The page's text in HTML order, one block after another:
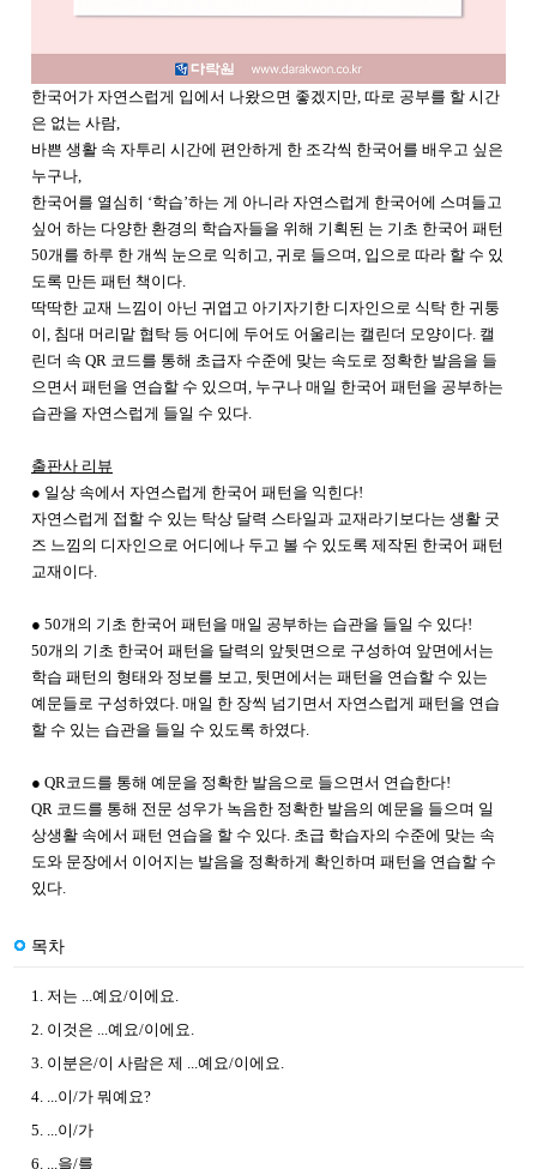
한국어가 자연스럽게 입에서 나왔으면 좋겠지만, 따로 공부를 할 시간
은 없는 사람,
바쁜 생활 속 자투리 시간에 편안하게 한 조각씩 한국어를 배우고 싶은
누구나,
한국어를 열심히 ‘학습’하는 게 아니라 자연스럽게 한국어에 스며들고
싶어 하는 다양한 환경의 학습자들을 위해 기획된 는 기초 한국어 패턴
50개를 하루 한 개씩 눈으로 익히고, 귀로 들으며, 입으로 따라 할 수 있
도록 만든 패턴 책이다.
딱딱한 교재 느낌이 아닌 귀엽고 아기자기한 디자인으로 식탁 한 귀퉁
이, 침대 머리맡 협탁 등 어디에 두어도 어울리는 캘린더 모양이다. 캘
린더 속 QR 코드를 통해 초급자 수준에 맞는 속도로 정확한 발음을 들
으면서 패턴을 연습할 수 있으며, 누구나 매일 한국어 패턴을 공부하는
습관을 자연스럽게 들일 수 있다.
출판사 리뷰
● 일상 속에서 자연스럽게 한국어 패턴을 익힌다!
자연스럽게 접할 수 있는 탁상 달력 스타일과 교재라기보다는 생활 굿
즈 느낌의 디자인으로 어디에나 두고 볼 수 있도록 제작된 한국어 패턴
교재이다.
● 50개의 기초 한국어 패턴을 매일 공부하는 습관을 들일 수 있다!
50개의 기초 한국어 패턴을 달력의 앞뒷면으로 구성하여 앞면에서는
학습 패턴의 형태와 정보를 보고, 뒷면에서는 패턴을 연습할 수 있는
예문들로 구성하였다. 매일 한 장씩 넘기면서 자연스럽게 패턴을 연습
할 수 있는 습관을 들일 수 있도록 하였다.
● QR코드를 통해 예문을 정확한 발음으로 들으면서 연습한다!
QR 코드를 통해 전문 성우가 녹음한 정확한 발음의 예문을 들으며 일
상생활 속에서 패턴 연습을 할 수 있다. 초급 학습자의 수준에 맞는 속
도와 문장에서 이어지는 발음을 정확하게 확인하며 패턴을 연습할 수
있다.
목차
1. 저는 ...예요/이에요.
2. 이것은 ...예요/이에요.
3. 이분은/이 사람은 제 ...예요/이에요.
4. ...이/가 뭐예요?
5. ...이/가
6. ...을/를